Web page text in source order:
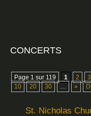
CONCERTS
Page 1 sur 119 1 2 3
10
20 30 … »
St. Nicholas